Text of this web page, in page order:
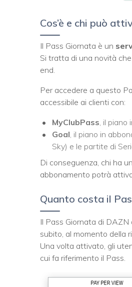
Cos’è e chi può
Il Pass Giornata è un
Si tratta di una novità
end.
Per accedere a questo
accessibile ai clienti con:
MyClubPass , il
Goal , il piano in
Sky) e le partite di
Di conseguenza, chi ha
abbonamento potrà
Quanto costa il
Il Pass Giornata di DAZN
subito, al momento della
Una volta attivato, gli
cui fa riferimento il Pass.